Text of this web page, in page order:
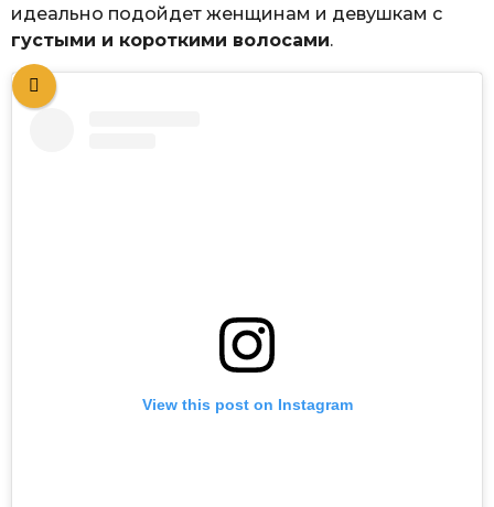
идеально подойдет женщинам и девушкам с
густыми и короткими волосами.
View this post on Instagram